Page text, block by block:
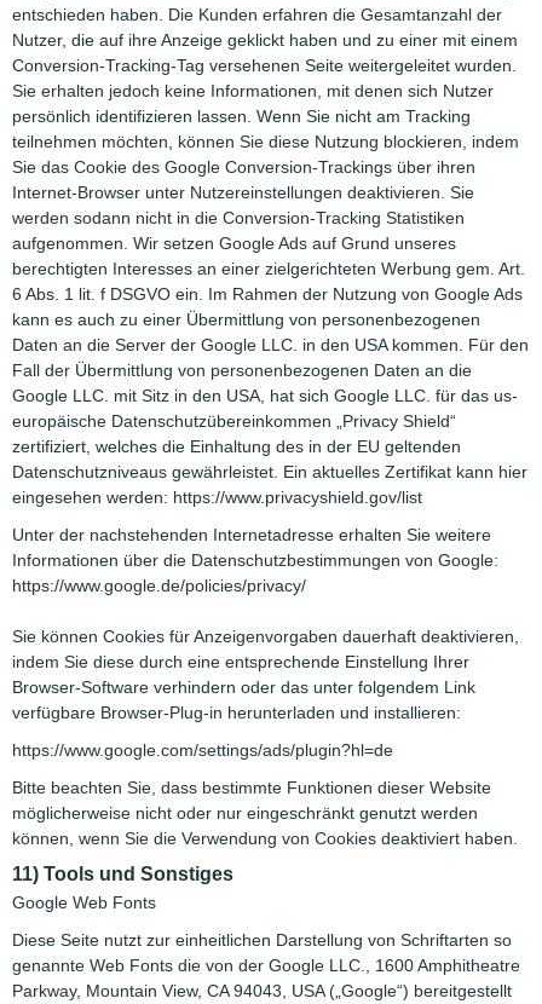
entschieden haben. Die Kunden erfahren die Gesamtanzahl der
Nutzer, die auf ihre Anzeige geklickt haben und zu einer mit einem
Conversion-Tracking-Tag versehenen Seite weitergeleitet wurden.
Sie erhalten jedoch keine Informationen, mit denen sich Nutzer
persönlich identifizieren lassen. Wenn Sie nicht am Tracking
teilnehmen möchten, können Sie diese Nutzung blockieren, indem
Sie das Cookie des Google Conversion-Trackings über ihren
Internet-Browser unter Nutzereinstellungen deaktivieren. Sie
werden sodann nicht in die Conversion-Tracking Statistiken
aufgenommen. Wir setzen Google Ads auf Grund unseres
berechtigten Interesses an einer zielgerichteten Werbung gem. Art.
6 Abs. 1 lit. f DSGVO ein. Im Rahmen der Nutzung von Google Ads
kann es auch zu einer Übermittlung von personenbezogenen
Daten an die Server der Google LLC. in den USA kommen. Für den
Fall der Übermittlung von personenbezogenen Daten an die
Google LLC. mit Sitz in den USA, hat sich Google LLC. für das us-
europäische Datenschutzübereinkommen „Privacy Shield“
zertifiziert, welches die Einhaltung des in der EU geltenden
Datenschutzniveaus gewährleistet. Ein aktuelles Zertifikat kann hier
eingesehen werden: https://www.privacyshield.gov/list
Unter der nachstehenden Internetadresse erhalten Sie weitere
Informationen über die Datenschutzbestimmungen von Google:
https://www.google.de/policies/privacy/
Sie können Cookies für Anzeigenvorgaben dauerhaft deaktivieren,
indem Sie diese durch eine entsprechende Einstellung Ihrer
Browser-Software verhindern oder das unter folgendem Link
verfügbare Browser-Plug-in herunterladen und installieren:
https://www.google.com/settings/ads/plugin?hl=de
Bitte beachten Sie, dass bestimmte Funktionen dieser Website
möglicherweise nicht oder nur eingeschränkt genutzt werden
können, wenn Sie die Verwendung von Cookies deaktiviert haben.
11) Tools und Sonstiges
Google Web Fonts
Diese Seite nutzt zur einheitlichen Darstellung von Schriftarten so
genannte Web Fonts die von der Google LLC., 1600 Amphitheatre
Parkway, Mountain View, CA 94043, USA („Google“) bereitgestellt